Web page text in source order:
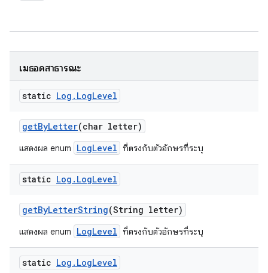
เมธอดสาธารณะ
static Log . LogLevel
getByLetter(char letter)
แสดงผล enum LogLevel ที่ตรงกับตัวอักษรที่ระบุ
static Log . LogLevel
getByLetterString(String letter)
แสดงผล enum LogLevel ที่ตรงกับตัวอักษรที่ระบุ
static Log . LogLevel